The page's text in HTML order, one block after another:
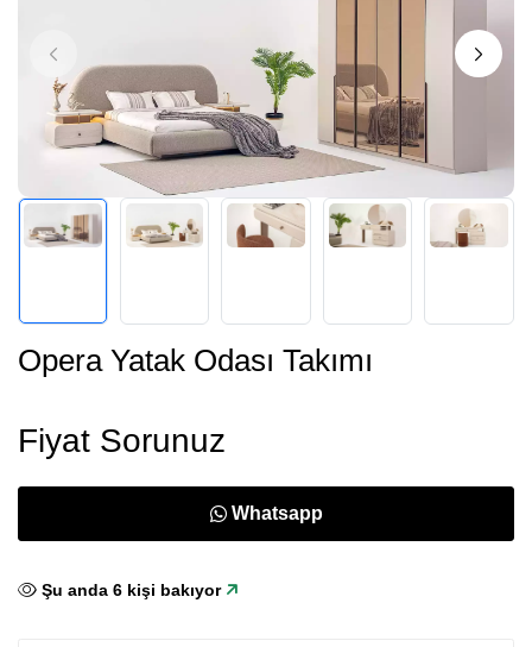
Opera Yatak Odası Takımı
Fiyat Sorunuz
Whatsapp
Şu anda 6 kişi bakıyor